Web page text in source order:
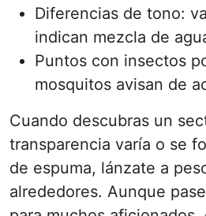
Diferencias de tono:
indican mezcla de
Puntos con insectos
mosquitos avisan de
Cuando descubras un
transparencia varía o se
de espuma, lánzate a
alrededores. Aunque